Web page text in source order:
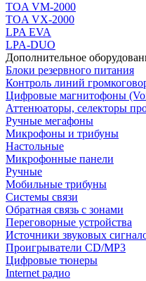
TOA VM-2000
TOA VX-2000
LPA EVA
LPA-DUO
Дополнительное
Блоки резервного питания
Контроль линий
Цифровые магнитофоны
Аттенюаторы, селекторы
Ручные мегафоны
Микрофоны и трибуны
Настольные
Микрофонные панели
Ручные
Мобильные трибуны
Системы связи
Обратная связь с зонами
Переговорные устройства
Источники звуковых
Проигрыватели CD/MP3
Цифровые тюнеры
Internet радио